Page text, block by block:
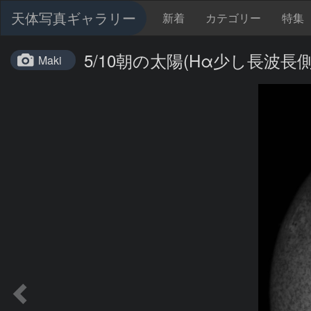
天体写真ギャラリー 新着 カテゴリー 特集
Maki 5/10朝の太陽(Hα少し長波長